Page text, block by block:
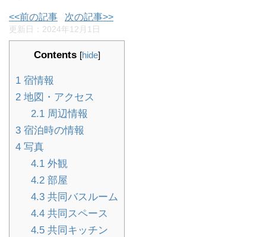
<<前の記事 次の記事>>
更新日： 2024年12月1日
Contents [hide]
1 宿情報
2 地図・アクセス
2.1周辺情報
3 宿泊時の情報
4 写真
4.1外観
4.2部屋
4.3共同バスルーム
4.4共同スペース
4.5共同キッチン